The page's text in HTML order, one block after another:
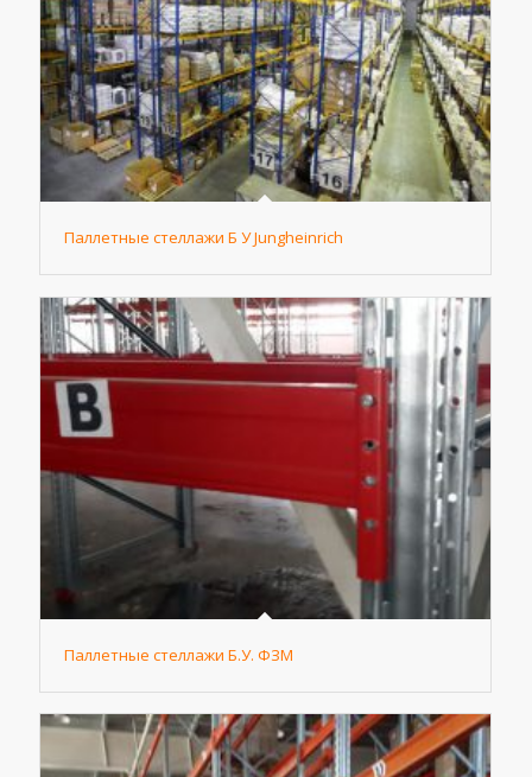
Паллетные стеллажи Б У Jungheinrich
Паллетные стеллажи Б.У. ФЗМ